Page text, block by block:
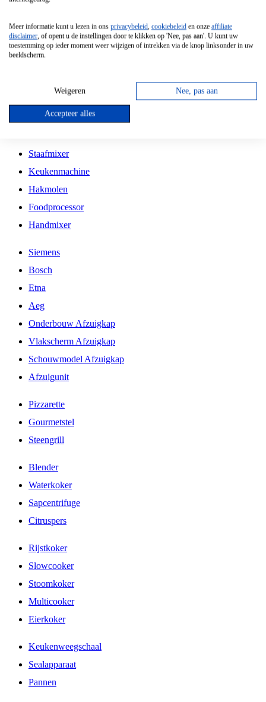
Vrijstaande Magnetron
Vrijstaande Kookplaat
Inbouw Gaskookplaat
Inbouw Keramische Kookplaat
Kookplaat Accessoires
Staafmixer
Keukenmachine
Hakmolen
Foodprocessor
Handmixer
Siemens
Bosch
Etna
Aeg
Onderbouw Afzuigkap
Vlakscherm Afzuigkap
Schouwmodel Afzuigkap
Afzuigunit
Pizzarette
Gourmetstel
Steengrill
Blender
Waterkoker
Sapcentrifuge
Citruspers
Rijstkoker
Slowcooker
Stoomkoker
Multicooker
Eierkoker
Keukenweegschaal
Sealapparaat
Pannen
Meer informatie kunt u lezen in ons privacybeleid, cookiebeleid en onze affiliate
disclaimer, of opent u de instellingen door te klikken op 'Nee, pas aan'. U kunt uw
toestemming op ieder moment weer wijzigen of intrekken via de knop linksonder in uw
beeldscherm.
Weigeren Nee, pas aan
Accepteer alles